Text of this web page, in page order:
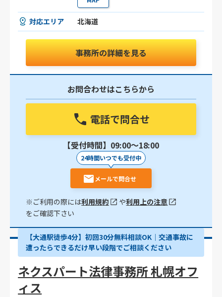
対応エリア 北海道
事務所の詳細を見る
お問合わせはこちらから
電話で問合せ
【受付時間】09:00〜18:00
24時間いつでも受付中
メールで問合せ
※ご利用の際には利用規約 や利用上の注意
をご確認下さい
【大通駅徒歩4分】初回30分無料相談OK｜交通事故に
遭ったらできるだけ早い段階でご相談ください
ネクスパート法律事務所 札幌オフ
ィス